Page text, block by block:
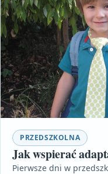
PRZEDSZKOLNA
Jak wspierać
Pierwsze dni w